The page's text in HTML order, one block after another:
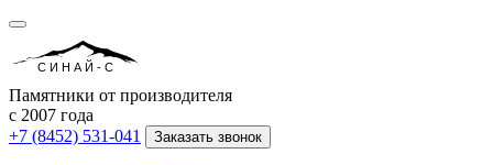
СИНАЙ-С
Памятники от производителя
с 2007 года
+7 (8452) 531-041
Заказать звонок